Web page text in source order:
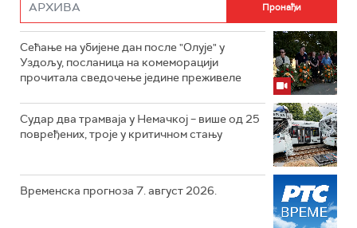
Сећање на убијене дан после "Олује" у
Уздољу, посланица на комеморацији
прочитала сведочење једине преживеле
Судар два трамваја у Немачкој – више од 25
повређених, троје у критичном стању
Временска прогноза 7. август 2026.